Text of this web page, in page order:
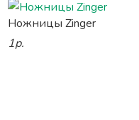
Ножницы Zinger
1р.